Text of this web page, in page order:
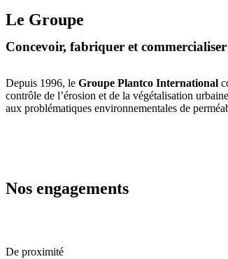
Le Groupe
Concevoir, fabriquer et
Depuis 1996, le Groupe Plantco International
contrôle de l’érosion et de la végétalisation
aux problématiques environnementales de
Nos engagements
De proximité